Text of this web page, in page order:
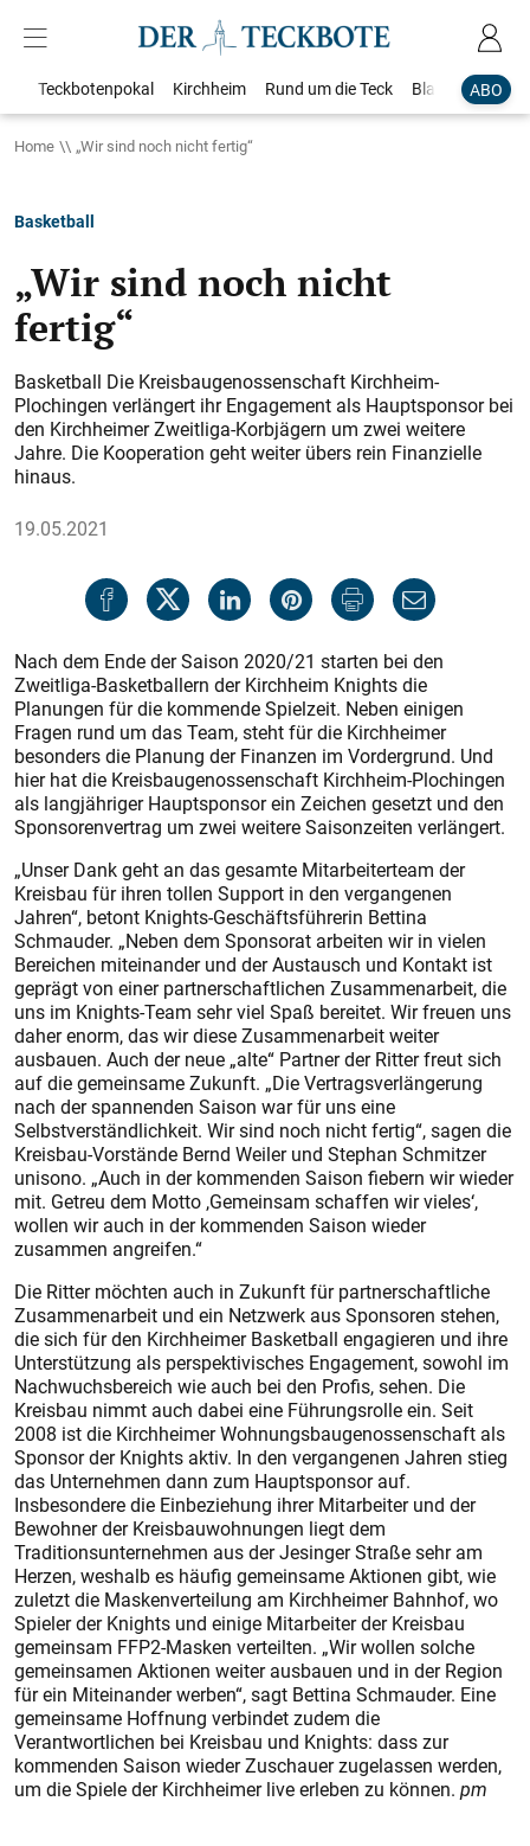
ABO
Teckbotenpokal Kirchheim Rund um die Teck Blaulicht
Home „Wir sind noch nicht fertig“
Basketball
„Wir sind noch nicht
fertig“
Basketball Die Kreisbaugenossenschaft Kirchheim-
Plochingen verlängert ihr Engagement als Hauptsponsor bei
den Kirchheimer Zweitliga-Korbjägern um zwei weitere
Jahre. Die Kooperation geht weiter übers rein Finanzielle
hinaus.
19.05.2021
Nach dem Ende der Saison 2020/21 starten bei den
Zweitliga-Basketballern der Kirchheim Knights die
Planungen für die kommende Spielzeit. Neben einigen
Fragen rund um das Team, steht für die Kirchheimer
besonders die Planung der Finanzen im Vordergrund. Und
hier hat die Kreisbaugenossenschaft Kirchheim-Plochingen
als langjähriger Hauptsponsor ein Zeichen gesetzt und den
Sponsorenvertrag um zwei weitere Saisonzeiten verlängert.
„Unser Dank geht an das gesamte Mitarbeiterteam der
Kreisbau für ihren tollen Support in den vergangenen
Jahren“, betont Knights-Geschäftsführerin Bettina
Schmauder. „Neben dem Sponsorat arbeiten wir in vielen
Bereichen miteinander und der Austausch und Kontakt ist
geprägt von einer partnerschaftlichen Zusammenarbeit, die
uns im Knights-Team sehr viel Spaß bereitet. Wir freuen uns
daher enorm, das wir diese Zusammenarbeit weiter
ausbauen. Auch der neue „alte“ Partner der Ritter freut sich
auf die gemeinsame Zukunft. „Die Vertragsverlängerung
nach der spannenden Saison war für uns eine
Selbstverständlichkeit. Wir sind noch nicht fertig“, sagen die
Kreisbau-Vorstände Bernd Weiler und Stephan Schmitzer
unisono. „Auch in der kommenden Saison fiebern wir wieder
mit. Getreu dem Motto ,Gemeinsam schaffen wir vieles‘,
wollen wir auch in der kommenden Saison wieder
zusammen angreifen.“
Die Ritter möchten auch in Zukunft für partnerschaftliche
Zusammenarbeit und ein Netzwerk aus Sponsoren stehen,
die sich für den Kirchheimer Basketball engagieren und ihre
Unterstützung als perspektivisches Engagement, sowohl im
Nachwuchsbereich wie auch bei den Profis, sehen. Die
Kreisbau nimmt auch dabei eine Führungsrolle ein. Seit
2008 ist die Kirchheimer Wohnungsbaugenossenschaft als
Sponsor der Knights aktiv. In den vergangenen Jahren stieg
das Unternehmen dann zum Hauptsponsor auf.
Insbesondere die Einbeziehung ihrer Mitarbeiter und der
Bewohner der Kreisbauwohnungen liegt dem
Traditionsunternehmen aus der Jesinger Straße sehr am
Herzen, weshalb es häufig gemeinsame Aktionen gibt, wie
zuletzt die Maskenverteilung am Kirchheimer Bahnhof, wo
Spieler der Knights und einige Mitarbeiter der Kreisbau
gemeinsam FFP2-Masken verteilten. „Wir wollen solche
gemeinsamen Aktionen weiter ausbauen und in der Region
für ein Miteinander werben“, sagt Bettina Schmauder. Eine
gemeinsame Hoffnung verbindet zudem die
Verantwortlichen bei Kreisbau und Knights: dass zur
kommenden Saison wieder Zuschauer zugelassen werden,
um die Spiele der Kirchheimer live erleben zu können. pm